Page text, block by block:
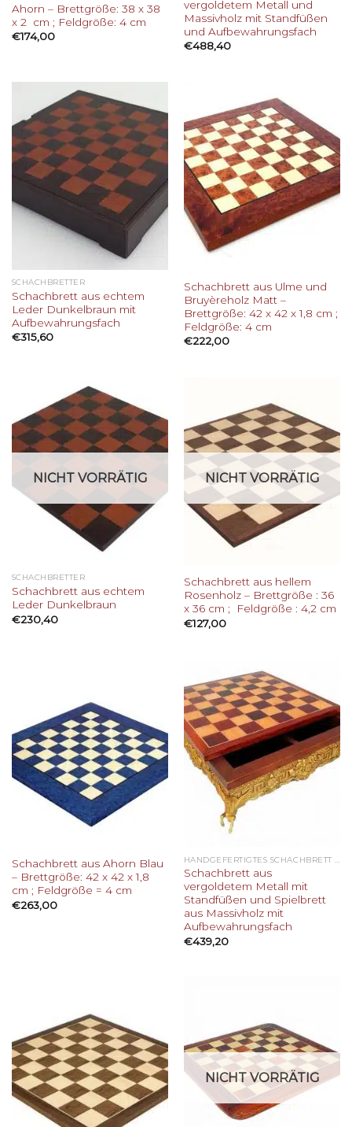
Ahorn – Brettgröße: 38 x 38
x 2 cm ; Feldgröße: 4 cm
€174,00
vergoldetem Metall und
Massivholz mit Standfüßen
und Aufbewahrungsfach
€488,40
SCHACHBRETTER
Schachbrett aus echtem
Leder Dunkelbraun mit
Aufbewahrungsfach
€315,60
Schachbrett aus Ulme und
Bruyèreholz Matt –
Brettgröße: 42 x 42 x 1,8 cm ;
Feldgröße: 4 cm
€222,00
NICHT VORRÄTIG
SCHACHBRETTER
Schachbrett aus echtem
Leder Dunkelbraun
€230,40
NICHT VORRÄTIG
Schachbrett aus hellem
Rosenholz – Brettgröße : 36
x 36 cm ; Feldgröße : 4,2 cm
€127,00
Schachbrett aus Ahorn Blau
– Brettgröße: 42 x 42 x 1,8
cm ; Feldgröße = 4 cm
€263,00
HANDGEFERTIGTES SCHACHBRETT AUS HOLZ
Schachbrett aus
vergoldetem Metall mit
Standfüßen und Spielbrett
aus Massivholz mit
Aufbewahrungsfach
€439,20
NICHT VORRÄTIG